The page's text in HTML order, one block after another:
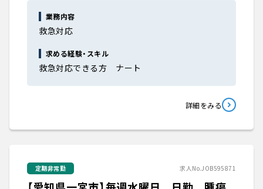
業務内容
救急対応
求める経験・スキル
救急対応できる方 ナート
詳細をみる
定期非常勤 求人No.JOB595871